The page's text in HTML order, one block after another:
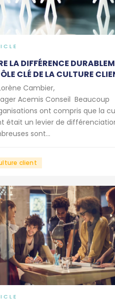
LA DIFFÉRENCE
CLÉ DE LA CULTURE
Cambier,
Acemis Conseil Beaucoup
ont compris que la
était un levier de
sont...
client